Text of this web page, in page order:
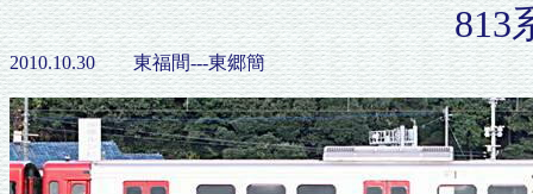
813
2010.10.30 東福間---東郷簡